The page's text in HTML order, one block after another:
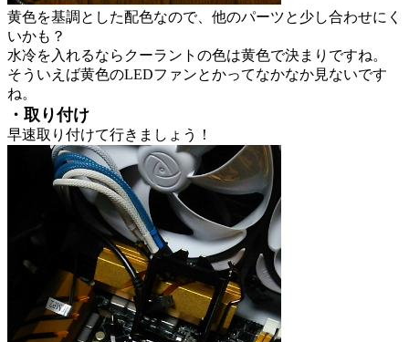
黄色を基調とした配色なので、他のパーツと少し合わせにく
いかも？
水冷を入れるならクーラントの色は黄色で決まりですね。
そういえば黄色のLEDファンとかってなかなか見ないです
ね。
・取り付け
早速取り付けて行きましょう！